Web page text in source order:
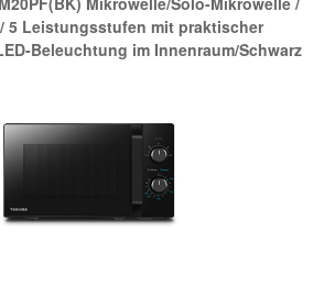
5 Leistungsstufen mit praktischer
Beleuchtung im Innenraum/Schwarz